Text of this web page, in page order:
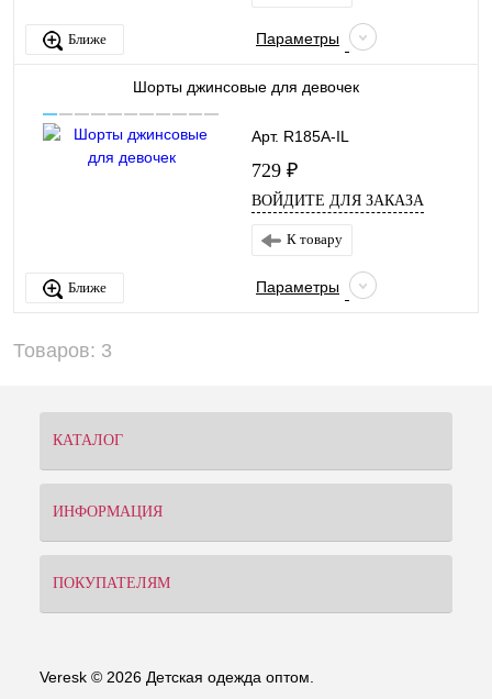
Ближе Параметры
Шорты джинсовые для девочек
Арт. R185A-IL
729 ₽
ВОЙДИТЕ ДЛЯ ЗАКАЗА
Ближе
К товару
Параметры
Товаров: 3
КАТАЛОГ
ИНФОРМАЦИЯ
ПОКУПАТЕЛЯМ
Veresk © 2026 Детская одежда оптом.